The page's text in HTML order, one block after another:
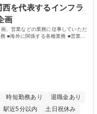
を代表するインフラ
画
、営業などの業務に従事していただ
■海外に関係する各種業務 ■営業部
時短勤務あり
退職金あり
駅近5分以内
土日祝休み